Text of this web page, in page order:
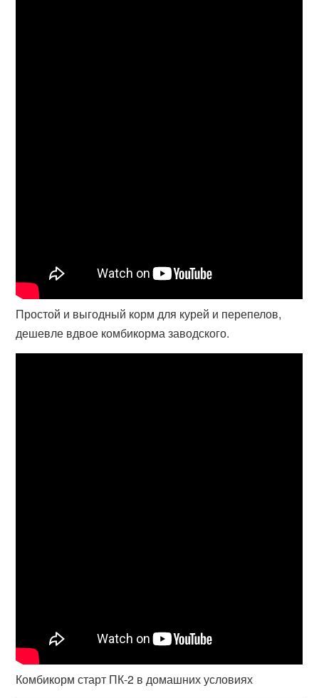
Простой и выгодный корм для курей и перепелов,
дешевле вдвое комбикорма заводского.
Комбикорм старт ПК-2 в домашних условиях